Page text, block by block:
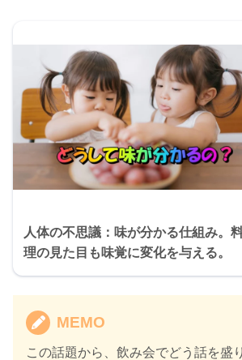
人体の不思議：味が分かる仕組み。
理の見た目も味覚に変化を与える。
MEMO
この話題から、飲み会でどう話を盛